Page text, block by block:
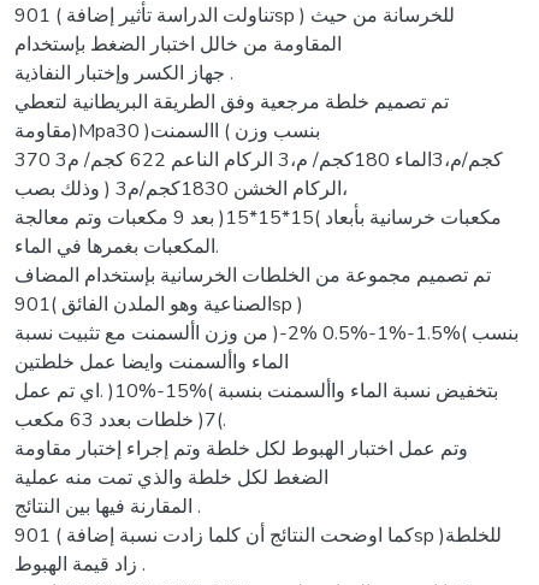
تناولت الدراسة تأثير إضافة ) 901sp ) للخرسانة من حيث
المقاومة من خالل اختبار الضغط بإستخدام
جهاز الكسر وإختبار النفاذية .
تم تصميم خلطة مرجعية وفق الطريقة البريطانية لتعطي
مقاومة)Mpa30 )بنسب وزن ) االسمنت
370 كجم/م،3الماء 180كجم/ م،3 الركام الناعم 622 كجم/ م3
،الركام الخشن 1830كجم/م3 ( وذلك بصب
مكعبات خرسانية بأبعاد )15*15*15( بعد 9 مكعبات وتم معالجة
المكعبات بغمرها في الماء.
تم تصميم مجموعة من الخلطات الخرسانية بإستخدام المضاف
الصناعية وهو الملدن الفائق )901sp )
بنسب )%1.5-%1-%0.5 %2-( من وزن األسمنت مع تثبيت نسبة
الماء واألسمنت وايضا عمل خلطتين
بتخفيض نسبة الماء واألسمنت بنسبة )%15-%10( .اي تم عمل
)7( خلطات بعدد 63 مكعب.
وتم عمل اختبار الهبوط لكل خلطة وتم إجراء إختبار مقاومة
الضغط لكل خلطة والذي تمت منه عملية
المقارنة فيها بين النتائج .
كما اوضحت النتائج أن كلما زادت نسبة إضافة ) 901sp )للخلطة
زاد قيمة الهبوط .